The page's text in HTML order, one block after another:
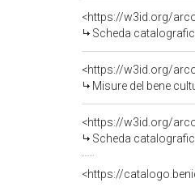
<https://w3id.org/
Scheda
<https://w3id.org/
Misure del bene
<https://w3id.org/
Scheda
<https://